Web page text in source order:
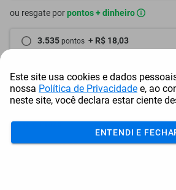
ou resgate porpontos + dinheiro
3.535 pontos + R$ 18,03
3.142 pontos + R$ 36,11
Frete e Prazo
Este site usa cookies e dados
nossa Política de Privacidade e, ao
neste site, você declara estar ciente
ENTENDI E